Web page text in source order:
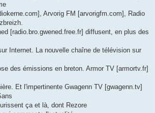
Arvorig FM [arvorigfm.com], Radio
[radio.bro.gwened.free.fr] diffusent, en plus des
Internet. La nouvelle chaîne de télévision sur
des émissions en breton. Armor TV [armortv.fr]
Et l'impertinente Gwagenn TV [gwagenn.tv]
ça et là, dont Rezore